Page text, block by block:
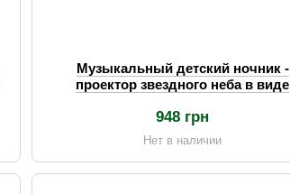
Музыкальный детский ночник -
проектор звездного неба в виде
реагирует на плач
948 грн
Нет в наличии